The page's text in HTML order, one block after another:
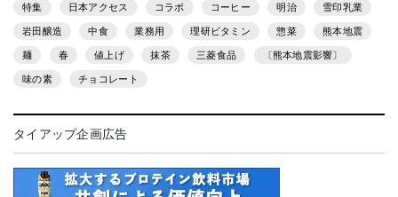
特集 日本アクセス コラボ コーヒー 明治 雪印乳業
岩田醸造 中食 業務用 理研ビタミン 惣菜 熊本地震
麺 春 値上げ 抹茶 三菱食品 〔熊本地震影響〕
味の素 チョコレート
タイアップ企画広告